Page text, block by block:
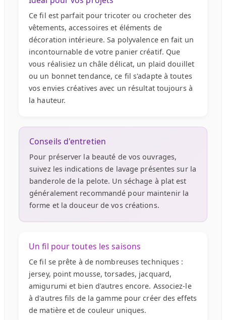
Ce fil est parfait pour tricoter ou crocheter des
vêtements, accessoires et éléments de
décoration intérieure. Sa polyvalence en fait un
incontournable de votre panier créatif. Que
vous réalisiez un châle délicat, un plaid douillet
ou un bonnet tendance, ce fil s'adapte à toutes
vos envies créatives avec un résultat toujours à
la hauteur.
Conseils d'entretien
Pour préserver la beauté de vos ouvrages,
suivez les indications de lavage présentes sur la
banderole de la pelote. Un séchage à plat est
généralement recommandé pour maintenir la
forme et la douceur de vos créations.
Un fil pour toutes les saisons
Ce fil se prête à de nombreuses techniques :
jersey, point mousse, torsades, jacquard,
amigurumi et bien d'autres encore. Associez-le
à d'autres fils de la gamme pour créer des effets
de matière et de couleur uniques.